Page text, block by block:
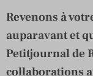
Revenons à
auparavant et
Petitjournal de
collaborations